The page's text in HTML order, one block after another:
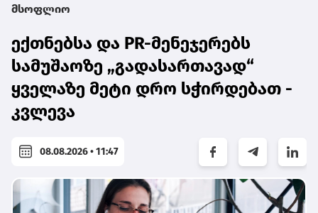
მსოფლიო
ექთნებსა და PR-მენეჯერებს
სამუშაოზე „გადასართავად“
ყველაზე მეტი დრო სჭირდებათ -
კვლევა
08.08.2026 • 11:47